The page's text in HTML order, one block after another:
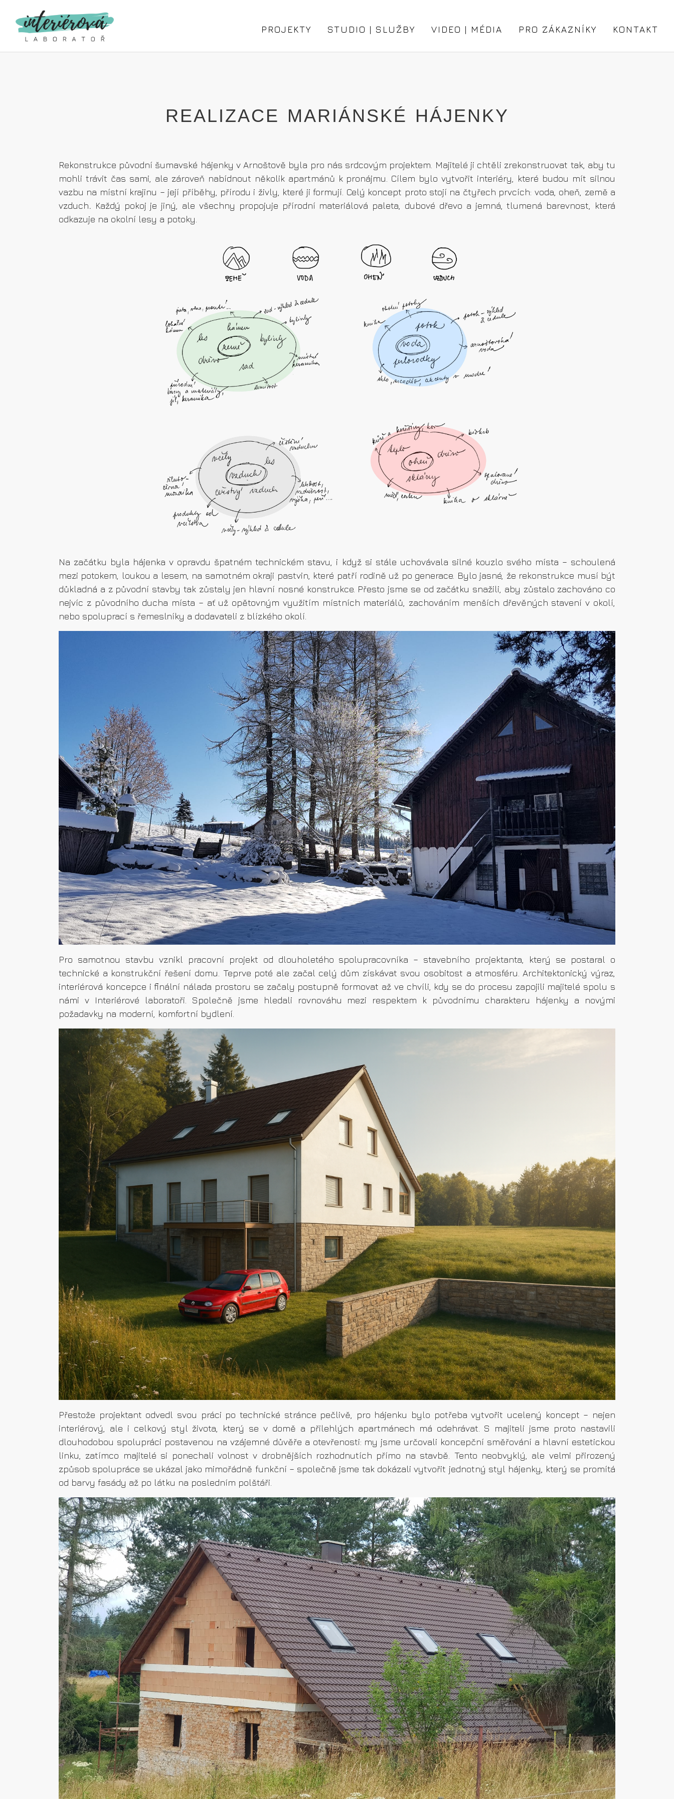
PROJEKTY STUDIO | SLUŽBY VIDEO | MÉDIA PRO ZÁKAZNÍKY KONTAKT
REALIZACE MARIÁNSKÉ HÁJENKY
Rekonstrukce původní šumavské hájenky v Arnoštově byla pro nás srdcovým projektem. Majitelé ji chtěli zrekonstruovat tak, aby tu
mohli trávit čas sami, ale zároveň nabídnout několik apartmánů k pronájmu. Cílem bylo vytvořit interiéry, které budou mít silnou
vazbu na místní krajinu – její příběhy, přírodu i živly, které ji formují. Celý koncept proto stojí na čtyřech prvcích: voda, oheň, země a
vzduch. Každý pokoj je jiný, ale všechny propojuje přírodní materiálová paleta, dubové dřevo a jemná, tlumená barevnost, která
odkazuje na okolní lesy a potoky.
Na začátku byla hájenka v opravdu špatném technickém stavu, i když si stále uchovávala silné kouzlo svého místa – schoulená
mezi potokem, loukou a lesem, na samotném okraji pastvin, které patří rodině už po generace. Bylo jasné, že rekonstrukce musí být
důkladná a z původní stavby tak zůstaly jen hlavní nosné konstrukce. Přesto jsme se od začátku snažili, aby zůstalo zachováno co
nejvíc z původního ducha místa – ať už opětovným využitím místních materiálů, zachováním menších dřevěných stavení v okolí,
nebo spoluprací s řemeslníky a dodavateli z blízkého okolí.
Pro samotnou stavbu vznikl pracovní projekt od dlouholetého spolupracovníka – stavebního projektanta, který se postaral o
technické a konstrukční řešení domu. Teprve poté ale začal celý dům získávat svou osobitost a atmosféru. Architektonický výraz,
interiérová koncepce i finální nálada prostoru se začaly postupně formovat až ve chvíli, kdy se do procesu zapojili majitelé spolu s
námi v Interiérové laboratoři. Společně jsme hledali rovnováhu mezi respektem k původnímu charakteru hájenky a novými
požadavky na moderní, komfortní bydlení.
Přestože projektant odvedl svou práci po technické stránce pečlivě, pro hájenku bylo potřeba vytvořit ucelený koncept – nejen
interiérový, ale i celkový styl života, který se v domě a přilehlých apartmánech má odehrávat. S majiteli jsme proto nastavili
dlouhodobou spolupráci postavenou na vzájemné důvěře a otevřenosti: my jsme určovali koncepční směřování a hlavní estetickou
linku, zatímco majitelé si ponechali volnost v drobnějších rozhodnutích přímo na stavbě. Tento neobvyklý, ale velmi přirozený
způsob spolupráce se ukázal jako mimořádně funkční – společně jsme tak dokázali vytvořit jednotný styl hájenky, který se promítá
od barvy fasády až po látku na posledním polštáři.